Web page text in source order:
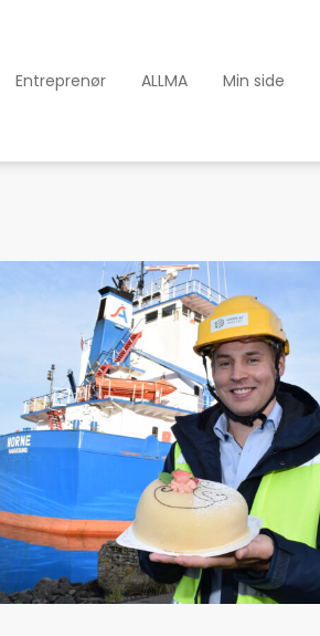
Entreprenør ALLMA Min side